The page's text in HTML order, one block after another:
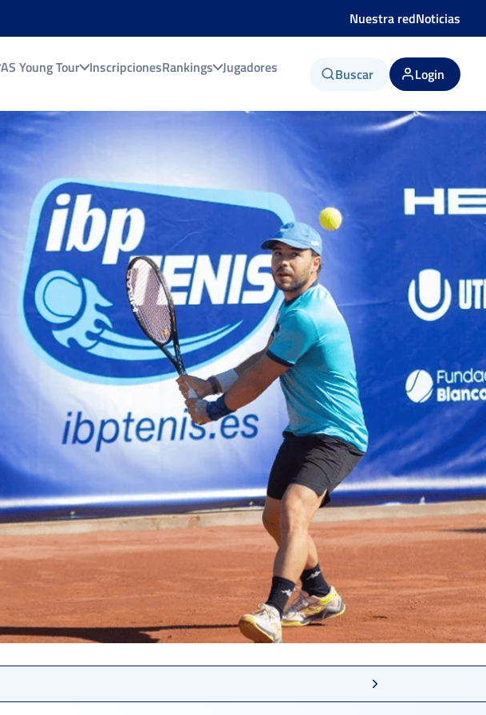
Nuestra redNoticias
AS Young Tour InscripcionesRankings Jugadores Buscar Login